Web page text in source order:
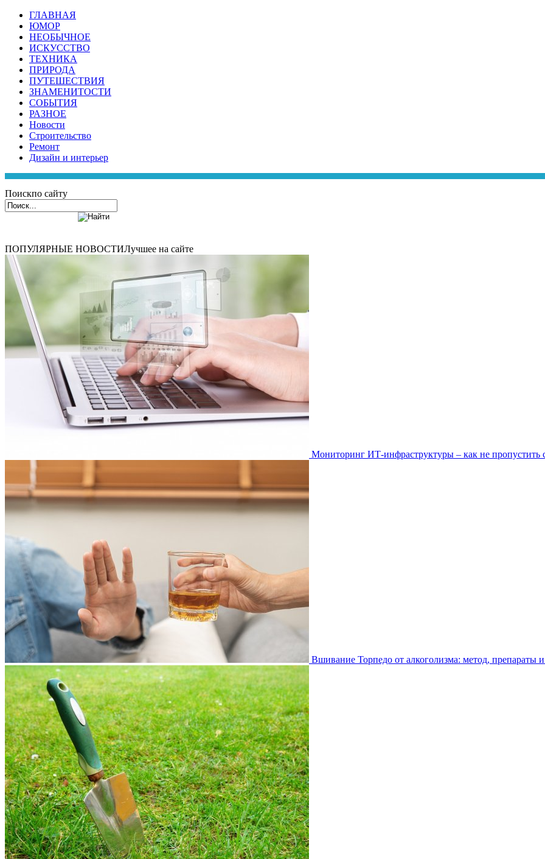
ГЛАВНАЯ
ЮМОР
НЕОБЫЧНОЕ
ИСКУССТВО
ТЕХНИКА
ПРИРОДА
ПУТЕШЕСТВИЯ
ЗНАМЕНИТОСТИ
СОБЫТИЯ
РАЗНОЕ
Новости
Строительство
Ремонт
Дизайн и интерьер
Поискпо сайту
ПОПУЛЯРНЫЕ НОВОСТИЛучшее на сайте
Мониторинг ИТ-инфраструктуры – как не пропустить
Вшивание Торпедо от алкоголизма: метод, препараты